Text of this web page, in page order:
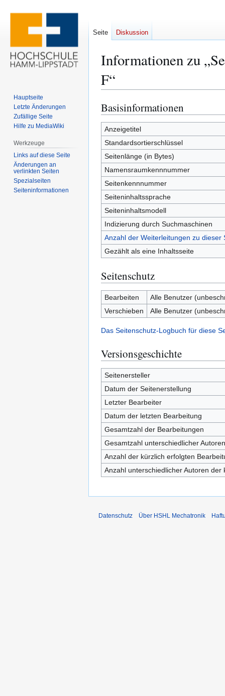
Informationen zu
F“
Zur
Navigation
springen
Zur
Suche
springen
Basisinformationen
Anzeigetitel
Standardsortierschlüssel
Seitenlänge (in Bytes)
Namensraumkennnummer
Seitenkennnummer
Seiteninhaltssprache
Seiteninhaltsmodell
Indizierung durch Suchmaschinen
Anzahl der Weiterleitungen zu dieser
Gezählt als eine Inhaltsseite
Seitenschutz
Bearbeiten
Alle Benutzer
Verschieben
Alle Benutzer
Das Seitenschutz-Logbuch für diese
Versionsgeschichte
Seitenersteller
Datum der Seitenerstellung
Letzter Bearbeiter
Datum der letzten Bearbeitung
Gesamtzahl der Bearbeitungen
Gesamtzahl unterschiedlicher Autoren
Anzahl der kürzlich erfolgten
Anzahl unterschiedlicher Autoren
Seite Diskussion
Hauptseite
Letzte Änderungen
Zufällige Seite
Hilfe zu MediaWiki
Werkzeuge
Links auf diese Seite
Änderungen an
verlinkten Seiten
Spezialseiten
Seiten­­informationen
Datenschutz Über HSHL Mechatronik